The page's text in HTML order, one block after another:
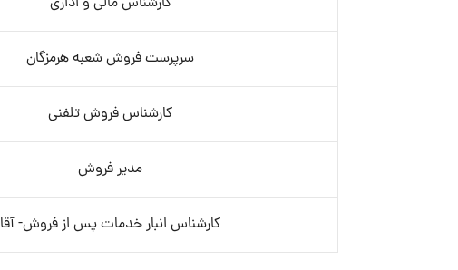
سرپرست فروش شعبه هرمزگان
کارشناس فروش تلفنی
مدیر فروش
کارشناس انبار خدمات پس از فروش- آقا